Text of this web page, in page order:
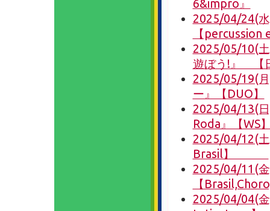
6&impro』
2025/04/24(
【percussion
2025/05/10(
遊ぼう!』 【
2025/05/19(
ー』【DUO】
2025/04/13(
Roda』【WS
2025/04/12(
Brasil】
2025/04/11(
【
2025/04/04(